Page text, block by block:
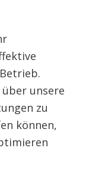
unsere
zu
können,